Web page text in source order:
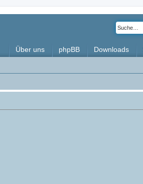
Über uns phpBB Downloads